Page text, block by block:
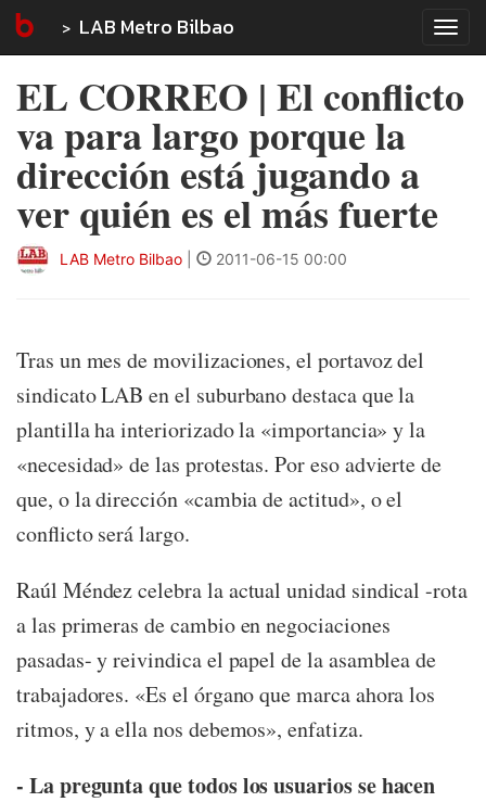
LAB Metro Bilbao
EL CORREO | El conflicto
va para largo porque la
dirección está jugando a
ver quién es el más fuerte
LAB Metro Bilbao 2011-06-15 00:00
Tras un mes de movilizaciones, el portavoz del
sindicato LAB en el suburbano destaca que la
plantilla ha interiorizado la «importancia» y la
«necesidad» de las protestas. Por eso advierte de
que, o la dirección «cambia de actitud», o el
conflicto será largo.
Raúl Méndez celebra la actual unidad sindical -rota
a las primeras de cambio en negociaciones
pasadas- y reivindica el papel de la asamblea de
trabajadores. «Es el órgano que marca ahora los
ritmos, y a ella nos debemos», enfatiza.
- La pregunta que todos los usuarios se hacen